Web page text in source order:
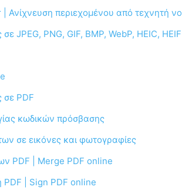
Ανίχνευση περιεχομένου από τεχνητή
JPEG, PNG, GIF, BMP, WebP, HEIC,
σε PDF
κωδικών πρόσβασης
σε εικόνες και φωτογραφίες
PDF | Merge PDF online
| Sign PDF online